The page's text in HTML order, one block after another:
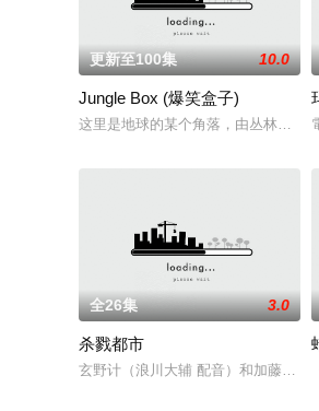
更新至100集 10.0
Jungle Box (爆笑盒子)
这里是地球的某个角落，由丛林组成
全26集 3.0
杀戮都市
玄野计（浪川大辅 配音）和加藤胜（